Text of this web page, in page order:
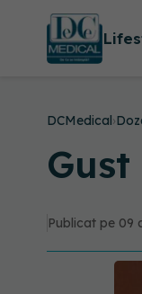
DCMedical›
Publicat pe 09